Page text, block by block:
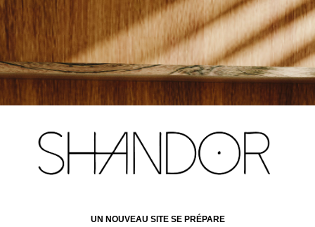
UN NOUVEAU SITE SE PRÉPARE